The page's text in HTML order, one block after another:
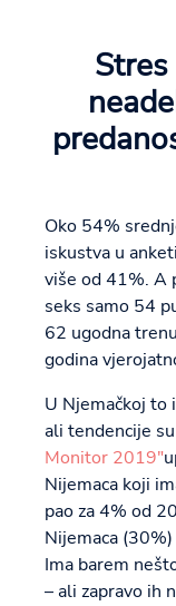
Oko 54%
iskustva u
više od 41%. A
seks samo 54
62 ugodna
godina
U Njemačkoj to
ali tendencije
Monitor 2019"
Nijemaca koji
pao za 4% od
Nijemaca
Ima barem
– ali zapravo ih